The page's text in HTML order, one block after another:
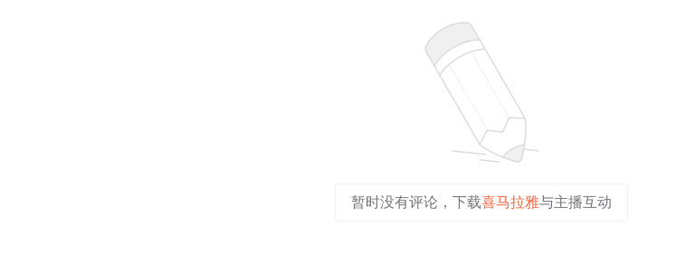
暂时没有评论，下载喜马拉雅与主播互动